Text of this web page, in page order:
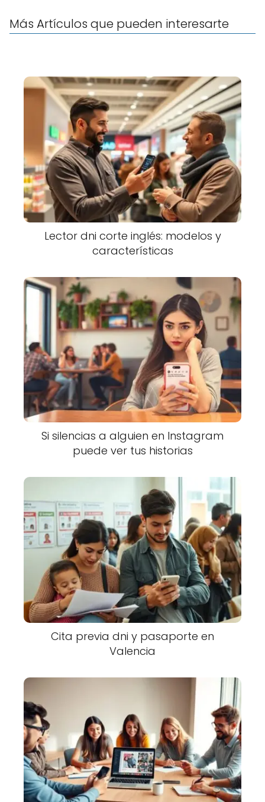
Más Artículos que pueden interesarte
Lector dni corte inglés: modelos y
características
Si silencias a alguien en Instagram
puede ver tus historias
Cita previa dni y pasaporte en
Valencia